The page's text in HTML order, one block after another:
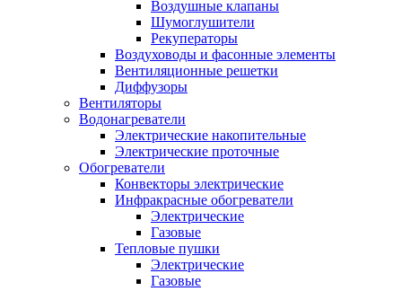
Воздушные клапаны
Шумоглушители
Рекуператоры
Воздуховоды и фасонные элементы
Вентиляционные решетки
Диффузоры
Вентиляторы
Водонагреватели
Электрические накопительные
Электрические проточные
Обогреватели
Конвекторы электрические
Инфракрасные обогреватели
Электрические
Газовые
Тепловые пушки
Электрические
Газовые